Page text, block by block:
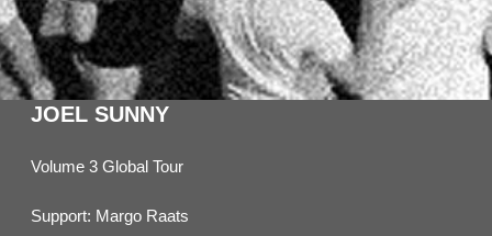
JOEL SUNNY
Volume 3 Global Tour
Support: Margo Raats